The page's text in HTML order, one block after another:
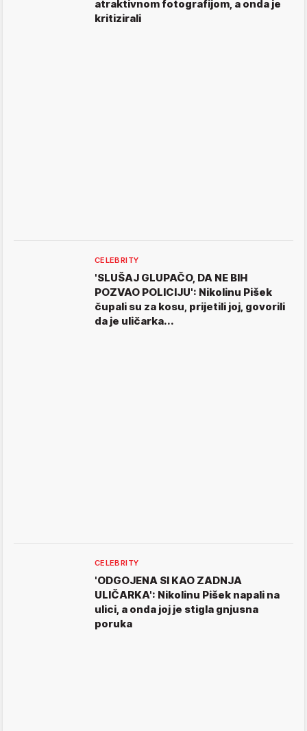
atraktivnom fotografijom, a onda je
kritizirali
CELEBRITY
'SLUŠAJ GLUPAČO, DA NE BIH
POZVAO POLICIJU': Nikolinu Pišek
čupali su za kosu, prijetili joj, govorili
da je uličarka...
CELEBRITY
'ODGOJENA SI KAO ZADNJA
ULIČARKA': Nikolinu Pišek napali na
ulici, a onda joj je stigla gnjusna
poruka